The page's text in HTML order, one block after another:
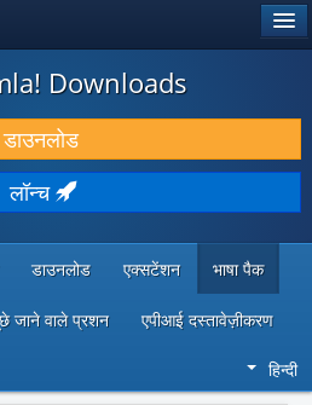
Downloads
डाउनलोड
लॉन्च
डाउनलोड एक्सटेंशन भाषा पैक
जाने वाले प्रशन एपीआई दस्तावेज़ीकरण
हिन्दी